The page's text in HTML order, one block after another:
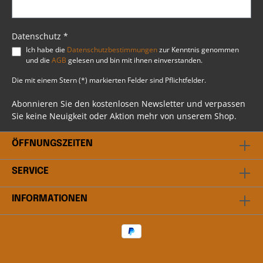
Favorit, ausgewählt durch unsere Profis bei BSB
nicht mit uns in Kontakt zu treten. Unser
professionelles Team steht dir gerne beratend
bei allen Fragen rund ums Thema Harley
Davidson® zur Verfügung.
Datenschutz *
Ich habe die Datenschutzbestimmungenzur Kenntnis genommen
und die AGB gelesen und bin mit ihnen einverstanden.
Die mit einem Stern (*) markierten Felder sind Pflichtfelder.
Abonnieren Sie den kostenlosen Newsletter und verpassen
Sie keine Neuigkeit oder Aktion mehr von unserem Shop.
ÖFFNUNGSZEITEN
SERVICE
INFORMATIONEN